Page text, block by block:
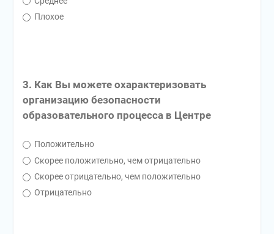
Плохое
3. Как Вы можете охарактеризовать
организацию безопасности
образовательного процесса в Центре
Положительно
Скорее положительно, чем отрицательно
Скорее отрицательно, чем положительно
Отрицательно